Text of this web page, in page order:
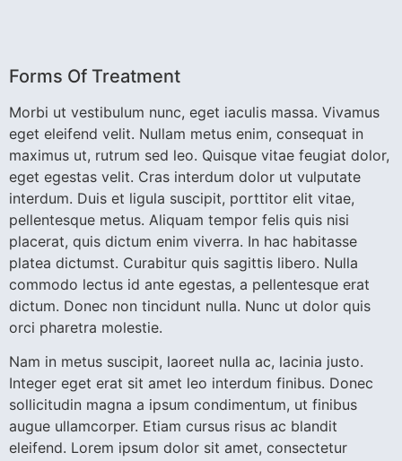
Forms Of Treatment
Morbi ut vestibulum nunc, eget iaculis massa. Vivamus
eget eleifend velit. Nullam metus enim, consequat in
maximus ut, rutrum sed leo. Quisque vitae feugiat dolor,
eget egestas velit. Cras interdum dolor ut vulputate
interdum. Duis et ligula suscipit, porttitor elit vitae,
pellentesque metus. Aliquam tempor felis quis nisi
placerat, quis dictum enim viverra. In hac habitasse
platea dictumst. Curabitur quis sagittis libero. Nulla
commodo lectus id ante egestas, a pellentesque erat
dictum. Donec non tincidunt nulla. Nunc ut dolor quis
orci pharetra molestie.
Nam in metus suscipit, laoreet nulla ac, lacinia justo.
Integer eget erat sit amet leo interdum finibus. Donec
sollicitudin magna a ipsum condimentum, ut finibus
augue ullamcorper. Etiam cursus risus ac blandit
eleifend. Lorem ipsum dolor sit amet, consectetur